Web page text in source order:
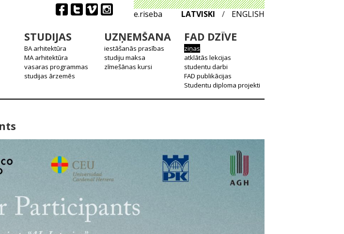
e.riseba LATVISKI / ENGLISH
STUDIJAS
BA arhitektūra
MA arhitektūra
vasaras programmas
studijas ārzemēs
UZŅEMŠANA
iestāšanās prasības
studiju maksa
zīmešānas kursi
FAD DZĪVE
ziņas
atklātās lekcijas
studentu darbi
FAD publikācijas
Studentu diploma projekti